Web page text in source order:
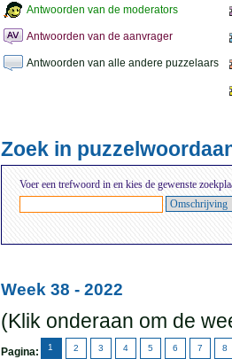
Antwoorden van de moderators
Antwoorden van de aanvrager
Antwoorden van alle andere puzzelaars
Zoek in
Voer een trefwoord in en kies de gewenste
Week 38 - 2022
(Klik onderaan om de
Pagina: 1 2 3 4 5 6 7 8